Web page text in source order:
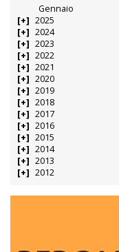
Gennaio
2025
2024
2023
2022
2021
2020
2019
2018
2017
2016
2015
2014
2013
2012